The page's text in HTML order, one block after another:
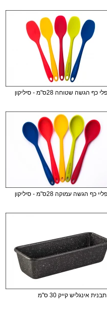
כף הגשה שטוחה 28ס"מ - סיליקון
כף הגשה עמוקה 28ס"מ - סיליקון